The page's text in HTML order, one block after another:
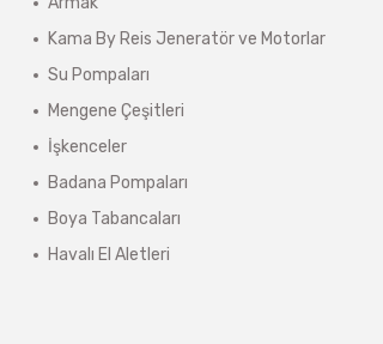
kargo ücreti karşı ödemeli olarak yansıtılabilir.
sistem tarafından otomatik olarak hesaplanmaktadır.
Kama By Reis Jeneratör ve Motorlar
Su Pompaları
Mengene Çeşitleri
İşkenceler
Badana Pompaları
Boya Tabancaları
Havalı El Aletleri